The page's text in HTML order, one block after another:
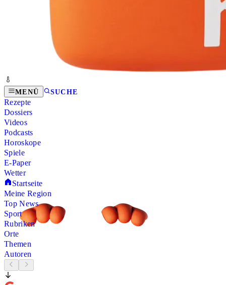
MENÜ SUCHE
Rezepte
Dossiers
Videos
Podcasts
Horoskope
Spiele
E-Paper
Wetter
Startseite
Meine Region
Top News
Sport
Rubriken
Orte
Themen
Autoren